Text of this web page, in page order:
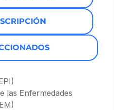
las Enfermedades